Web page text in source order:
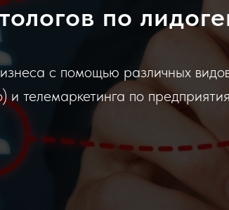
по
с помощью различных
и телемаркетинга по